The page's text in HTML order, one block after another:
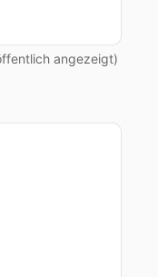
angezeigt)